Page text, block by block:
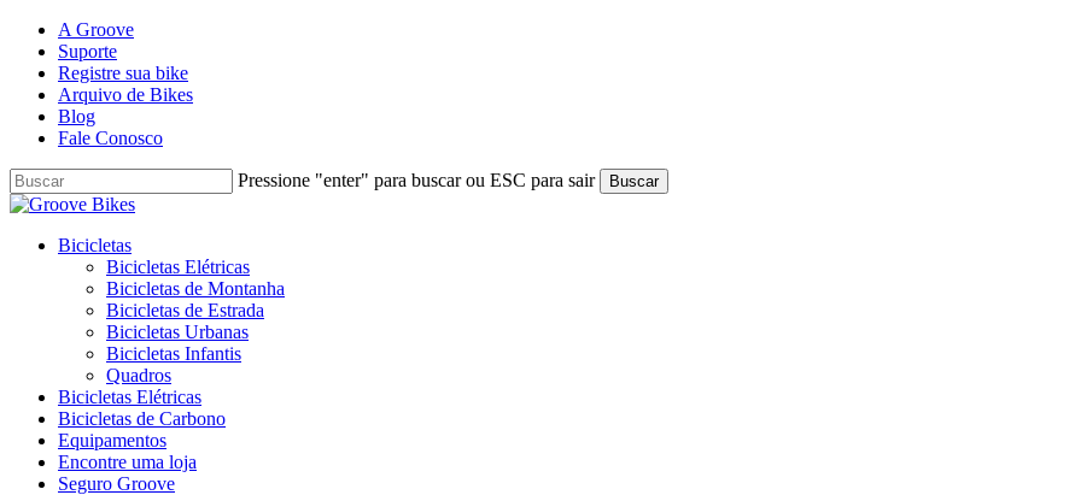
Skip
main
content
A Groove
Suporte
Registre sua bike
Arquivo de Bikes
Blog
Fale Conosco
Pressione "enter" para buscar ou ESC para sair Buscar
Close
Buscar..
account
Menu
Bicicletas
Bicicletas Elétricas
Bicicletas de Montanha
Bicicletas de Estrada
Bicicletas Urbanas
Bicicletas Infantis
Quadros
Bicicletas Elétricas
Bicicletas de Carbono
Equipamentos
Encontre uma loja
Seguro Groove